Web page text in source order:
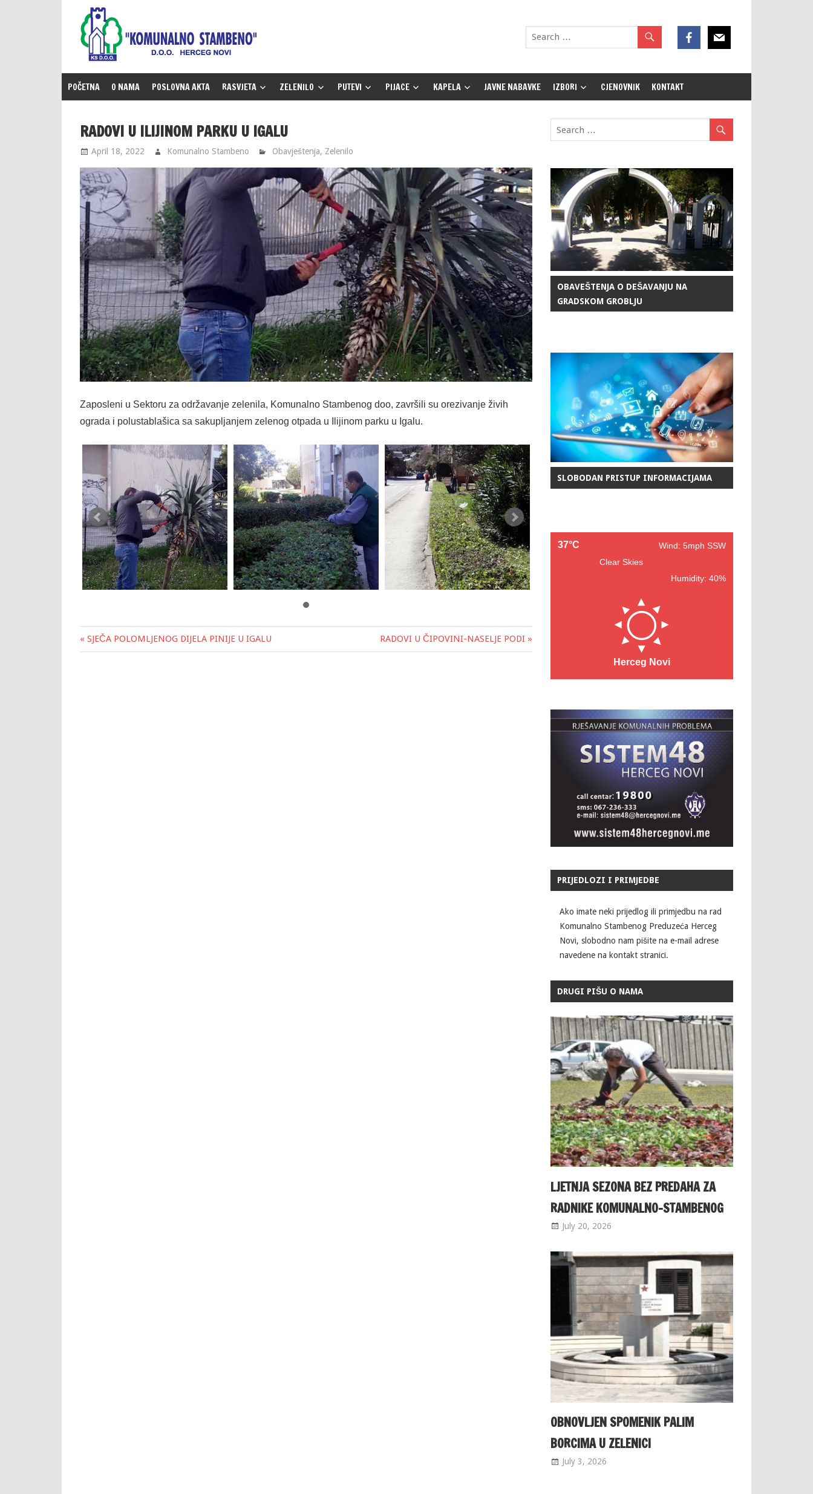
content
POČETNA O NAMA POSLOVNA AKTA RASVJETA ZELENILO PUTEVI PIJACE KAPELA JAVNE NABAVKE IZBORI CJENOVNIK KONTAKT
RADOVI U ILIJINOM PARKU U IGALU
April 18, 2022 Komunalno Stambeno Obavještenja, Zelenilo
Zaposleni u Sektoru za održavanje zelenila, Komunalno Stambenog doo, završili su orezivanje živih
ograda i polustablašica sa sakupljanjem zelenog otpada u Ilijinom parku u Igalu.
Post
« SJEČA POLOMLJENOG DIJELA PINIJE U IGALU RADOVI U ČIPOVINI-NASELJE PODI »
OBAVEŠTENJA O DEŠAVANJU NA
GRADSKOM GROBLJU
SLOBODAN PRISTUP INFORMACIJAMA
37°C
Wind: 5mph SSW
Clear Skies
Humidity: 40%
Herceg Novi
PRIJEDLOZI I PRIMJEDBE
Ako imate neki prijedlog ili primjedbu na rad
Komunalno Stambenog Preduzeća Herceg
Novi, slobodno nam pišite na e-mail adrese
navedene na kontakt stranici.
DRUGI PIŠU O NAMA
LJETNJA SEZONA BEZ PREDAHA ZA
RADNIKE KOMUNALNO-STAMBENOG
July 20, 2026
OBNOVLJEN SPOMENIK PALIM
BORCIMA U ZELENICI
July 3, 2026